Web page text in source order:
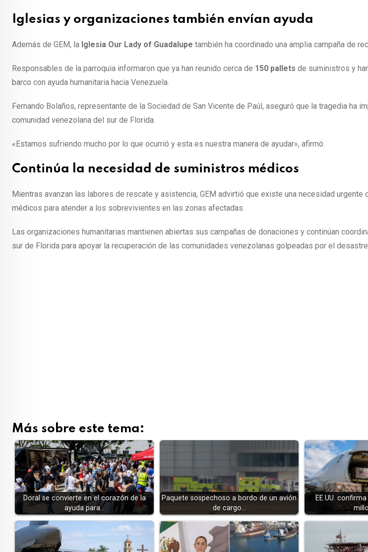
Iglesias y organizaciones también envían ayuda
Además de GEM, la Iglesia Our Lady of Guadalupe también ha coordinado una amplia campaña de
Responsables de la parroquia informaron que ya han reunido cerca de 150 pallets de suministros y
barco con ayuda humanitaria hacia Venezuela.
Fernando Bolaños, representante de la Sociedad de San Vicente de Paúl, aseguró que la tragedia ha
comunidad venezolana del sur de Florida.
«Estamos sufriendo mucho por lo que ocurrió y esta es nuestra manera de ayudar», afirmó.
Continúa la necesidad de suministros médicos
Mientras avanzan las labores de rescate y asistencia, GEM advirtió que existe una necesidad
médicos para atender a los sobrevivientes en las zonas afectadas.
Las organizaciones humanitarias mantienen abiertas sus campañas de donaciones y continúan
sur de Florida para apoyar la recuperación de las comunidades venezolanas golpeadas por el
Más sobre este tema:
Doral se convierte en el corazón de la
ayuda para…
Paquete sospechoso a bordo de un avión
de cargo…
EE.UU.